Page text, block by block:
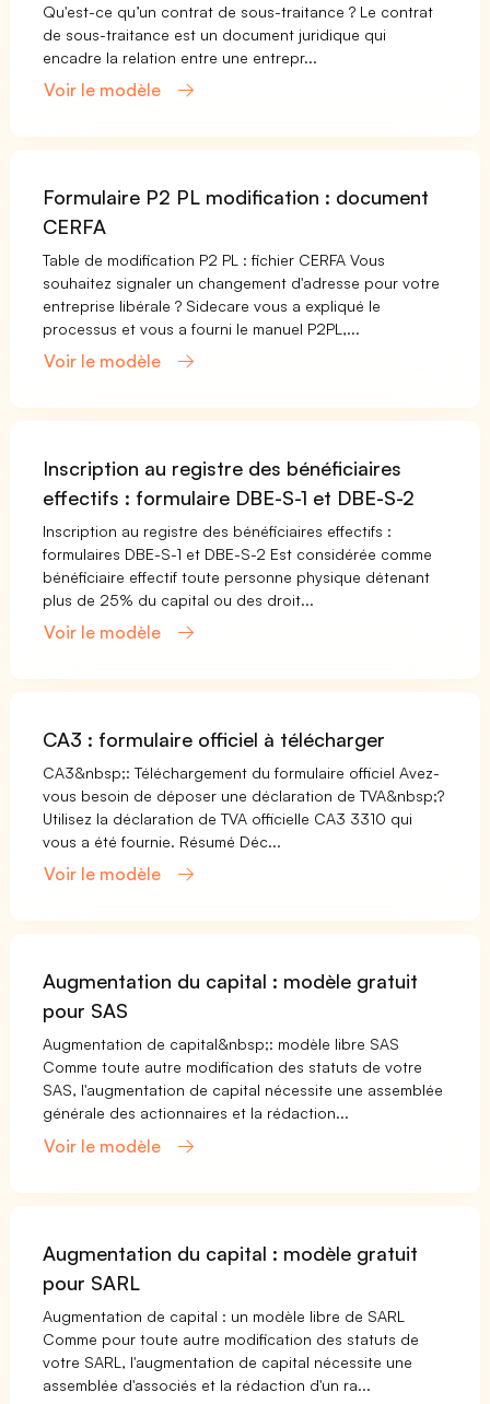
Qu'est-ce qu’un contrat de sous-traitance ? Le contrat
de sous-traitance est un document juridique qui
encadre la relation entre une entrepr...
Voir le modèle
Formulaire P2 PL modification : document
CERFA
Table de modification P2 PL : fichier CERFA Vous
souhaitez signaler un changement d'adresse pour votre
entreprise libérale ? Sidecare vous a expliqué le
processus et vous a fourni le manuel P2PL,...
Voir le modèle
Inscription au registre des bénéficiaires
effectifs : formulaire DBE-S-1 et DBE-S-2
Inscription au registre des bénéficiaires effectifs :
formulaires DBE-S-1 et DBE-S-2 Est considérée comme
bénéficiaire effectif toute personne physique détenant
plus de 25% du capital ou des droit...
Voir le modèle
CA3 : formulaire officiel à télécharger
CA3&nbsp;: Téléchargement du formulaire officiel Avez-
vous besoin de déposer une déclaration de TVA&nbsp;?
Utilisez la déclaration de TVA officielle CA3 3310 qui
vous a été fournie. Résumé Déc...
Voir le modèle
Augmentation du capital : modèle gratuit
pour SAS
Augmentation de capital&nbsp;: modèle libre SAS
Comme toute autre modification des statuts de votre
SAS, l'augmentation de capital nécessite une assemblée
générale des actionnaires et la rédaction...
Voir le modèle
Augmentation du capital : modèle gratuit
pour SARL
Augmentation de capital : un modèle libre de SARL
Comme pour toute autre modification des statuts de
votre SARL, l'augmentation de capital nécessite une
assemblée d'associés et la rédaction d'un ra...